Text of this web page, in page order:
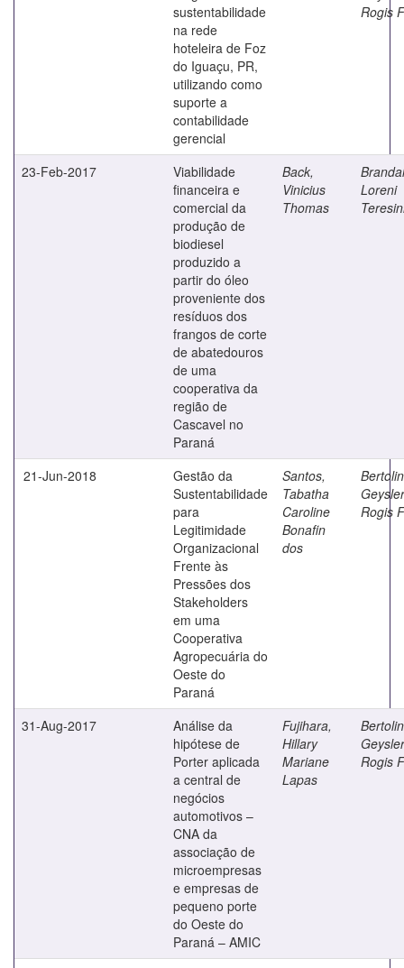
sustentabilidade
na rede
hoteleira de Foz
do Iguaçu, PR,
utilizando como
suporte a
contabilidade
gerencial
Rogis
23-Feb-2017
Viabilidade
financeira e
comercial da
produção de
biodiesel
produzido a
partir do óleo
proveniente dos
resíduos dos
frangos de corte
de abatedouros
de uma
cooperativa da
região de
Cascavel no
Paraná
Back,
Vinicius
Thomas
Loreni
21-Jun-2018
Gestão da
Sustentabilidade
para
Legitimidade
Organizacional
Frente às
Pressões dos
Stakeholders
em uma
Cooperativa
Agropecuária do
Oeste do
Paraná
Santos,
Tabatha
Caroline
Bonafin
dos
Geysler
Rogis
31-Aug-2017
Análise da
hipótese de
Porter aplicada
a central de
negócios
automotivos –
CNA da
associação de
microempresas
e empresas de
pequeno porte
do Oeste do
Paraná – AMIC
Fujihara,
Hillary
Mariane
Lapas
Geysler
Rogis